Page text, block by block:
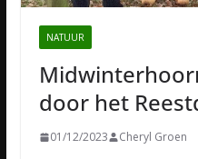
NATUUR
door het
01/12/2023 Cheryl Groen